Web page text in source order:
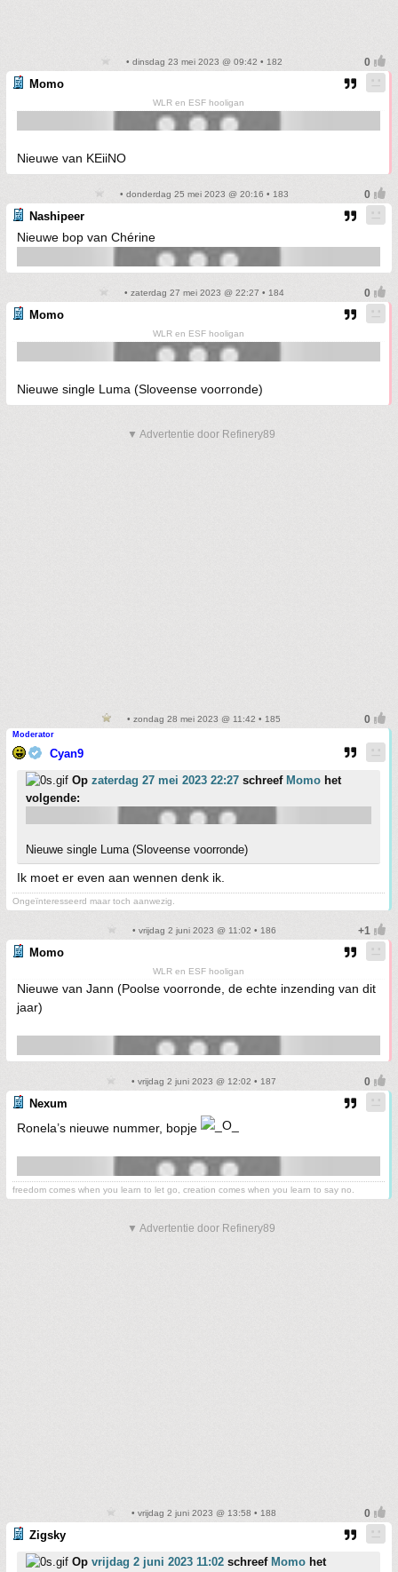
• dinsdag 23 mei 2023 @ 09:42 • 182
Momo
WLR en ESF hooligan
Nieuwe van KEiiNO
• donderdag 25 mei 2023 @ 20:16 • 183
Nashipeer
Nieuwe bop van Chérine
• zaterdag 27 mei 2023 @ 22:27 • 184
Momo
WLR en ESF hooligan
Nieuwe single Luma (Sloveense voorronde)
▼ Advertentie door Refinery89
• zondag 28 mei 2023 @ 11:42 • 185
Moderator
Cyan9
Op zaterdag 27 mei 2023 22:27 schreef Momo het
volgende:
Nieuwe single Luma (Sloveense voorronde)
Ik moet er even aan wennen denk ik.
Ongeïnteresseerd maar toch aanwezig.
• vrijdag 2 juni 2023 @ 11:02 • 186
Momo
WLR en ESF hooligan
Nieuwe van Jann (Poolse voorronde, de echte inzending van dit
jaar)
• vrijdag 2 juni 2023 @ 12:02 • 187
Nexum
Ronela’s nieuwe nummer, bopje
freedom comes when you learn to let go, creation comes when you learn to say no.
▼ Advertentie door Refinery89
• vrijdag 2 juni 2023 @ 13:58 • 188
Zigsky
Op vrijdag 2 juni 2023 11:02 schreef Momo het